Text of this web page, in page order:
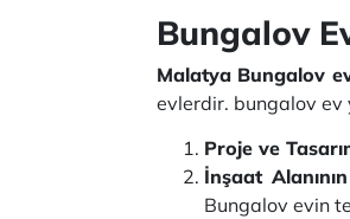
Bungalov
Malatya Bungalov ev
evlerdir. bungalov ev
Proje ve
İnşaat
Bungalov evin